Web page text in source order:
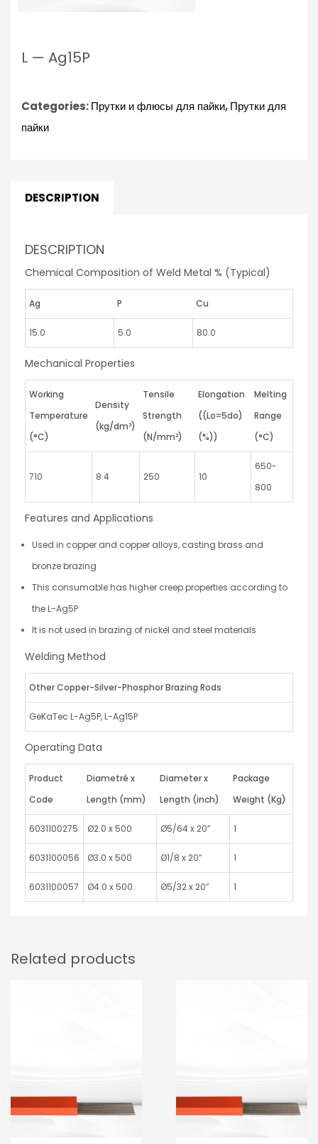
L — Ag15P
Categories:Прутки и флюсы для пайки,Прутки для
пайки
DESCRIPTION
DESCRIPTION
Chemical Composition of Weld Metal % (Typical)
Ag P Cu
15.0 5.0 80.0
Mechanical Properties
Working
Temperature
(°C)
Density
(kg/dm³)
Tensile
Strength
(N/mm²)
Elongation
((Lo=5do)
(%))
Melting
Range
(°C)
710 8.4 250 10
650-
800
Features and Applications
Used in copper and copper alloys, casting brass and
bronze brazing
This consumable has higher creep properties according to
the L-Ag5P
It is not used in brazing of nickel and steel materials
Welding Method
Other Copper-Silver-Phosphor Brazing Rods
GeKaTec L-Ag5P, L-Ag15P
Operating Data
Product
Code
Diametré x
Length (mm)
Diameter x
Length (inch)
Package
Weight (Kg)
6031100275 Ø2.0 x 500 Ø5/64 x 20” 1
6031100056 Ø3.0 x 500 Ø1/8 x 20” 1
6031100057 Ø4.0 x 500 Ø5/32 x 20” 1
Related products